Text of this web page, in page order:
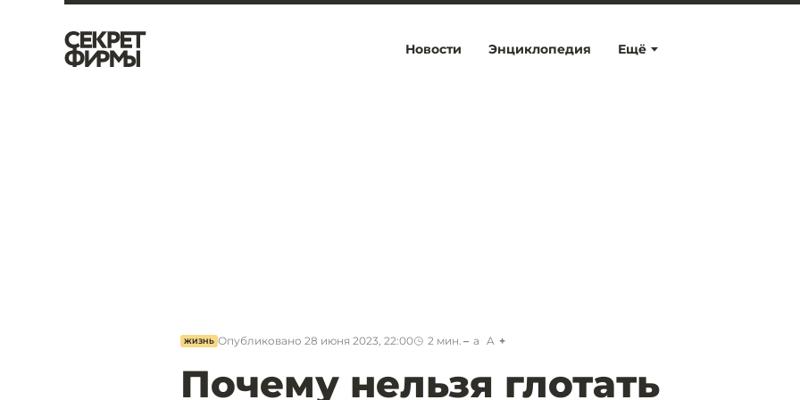
Ещё
Новости Энциклопедия
ЖИЗНЬ Опубликовано 28 июня 2023, 22:00 2 мин. a A
Почему нельзя глотать